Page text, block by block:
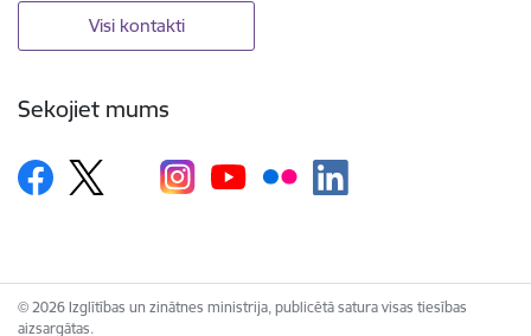
Visi kontakti
Sekojiet mums
© 2026 Izglītības un zinātnes ministrija, publicētā satura visas tiesības
aizsargātas.